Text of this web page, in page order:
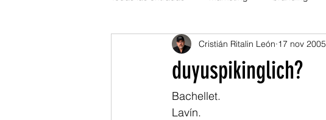
data-driven creativity emprendimiento
smartphones tecnología
duyuspikinglich?
Cristián Ritalin León 17 nov 2005
Bachellet.
Lavín.